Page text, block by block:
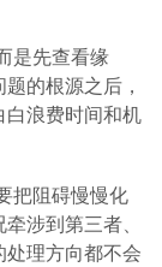
是先查看缘
的根源之后，
白浪费时间和机
把阻碍慢慢化
涉到第三者、
理方向都不会